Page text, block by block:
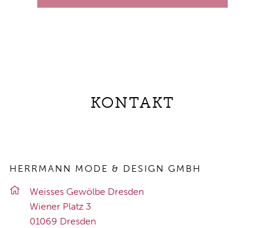
KONTAKT
HERRMANN MODE & DESIGN GMBH
Weis­ses Ge­wöl­be Dres­den
Wie­ner Platz 3
01069 Dres­den